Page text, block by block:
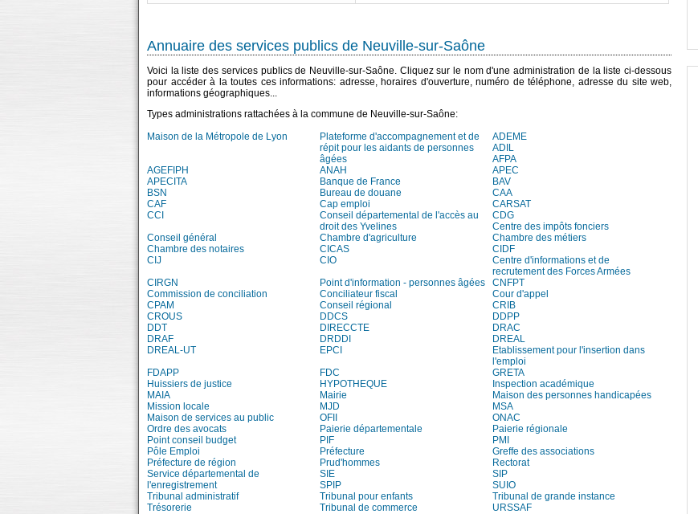
Annuaire des services publics de Neuville-sur-Saône
Voici la liste des services publics de Neuville-sur-Saône. Cliquez sur le nom d'une administration de la liste ci-dessous
pour accéder à la toutes ces informations: adresse, horaires d'ouverture, numéro de téléphone, adresse du site web,
informations géographiques...
Types administrations rattachées à la commune de Neuville-sur-Saône:
Maison de la Métropole de Lyon
Plateforme d'accompagnement et de
répit pour les aidants de personnes
âgées
ADEME
ADIL
AFPA
AGEFIPH
ANAH
APEC
APECITA
Banque de France
BAV
BSN
Bureau de douane
CAA
CAF
Cap emploi
CARSAT
CCI
Conseil départemental de l'accès au
droit des Yvelines
CDG
Centre des impôts fonciers
Conseil général
Chambre d'agriculture
Chambre des métiers
Chambre des notaires
CICAS
CIDF
CIJ
CIO
Centre d'informations et de
recrutement des Forces Armées
CIRGN
Point d'information - personnes âgées
CNFPT
Commission de conciliation
Conciliateur fiscal
Cour d'appel
CPAM
Conseil régional
CRIB
CROUS
DDCS
DDPP
DDT
DIRECCTE
DRAC
DRAF
DRDDI
DREAL
DREAL-UT
EPCI
Etablissement pour l'insertion dans
l'emploi
FDAPP
FDC
GRETA
Huissiers de justice
HYPOTHEQUE
Inspection académique
MAIA
Mairie
Maison des personnes handicapées
Mission locale
MJD
MSA
Maison de services au public
OFII
ONAC
Ordre des avocats
Paierie départementale
Paierie régionale
Point conseil budget
PIF
PMI
Pôle Emploi
Préfecture
Greffe des associations
Préfecture de région
Prud'hommes
Rectorat
Service départemental de
l'enregistrement
SIE
SIP
SPIP
SUIO
Tribunal administratif
Tribunal pour enfants
Tribunal de grande instance
Trésorerie
Tribunal de commerce URSSAF